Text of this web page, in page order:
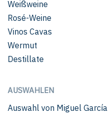
Weißweine
Rosé-Weine
Vinos Cavas
Wermut
Destillate
AUSWAHLEN
Auswahl von Miguel García